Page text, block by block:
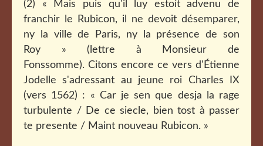
(2) « Mais puis qu'il luy estoit advenu de
franchir le Rubicon, il ne devoit désemparer,
ny la ville de Paris, ny la présence de son
Roy » (lettre à Monsieur de
Fonssomme). Citons encore ce vers d'Étienne
Jodelle s'adressant au jeune roi Charles IX
(vers 1562) : « Car je sen que desja la rage
turbulente / De ce siecle, bien tost à passer
te presente / Maint nouveau Rubicon. »